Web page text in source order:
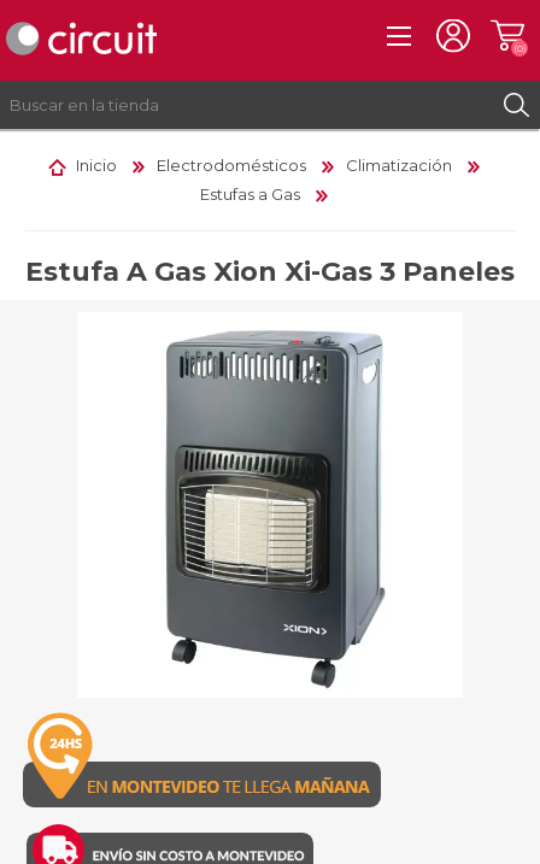
(0)
Inicio Electrodomésticos
Climatización
Estufas a Gas
Estufa A Gas Xion Xi-Gas 3 Paneles